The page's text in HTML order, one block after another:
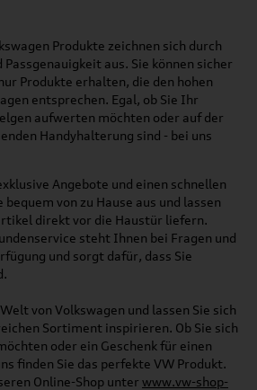
Produkte zeichnen sich durch
aus. Sie können sicher
Produkte erhalten, die den hohen
entsprechen. Egal, ob Sie Ihr
aufwerten möchten oder auf der
Handyhalterung sind - bei uns
Angebote und einen schnellen
von zu Hause aus und lassen
direkt vor die Haustür liefern.
steht Ihnen bei Fragen und
und sorgt dafür, dass Sie
von Volkswagen und lassen Sie sich
Sortiment inspirieren. Ob Sie sich
oder ein Geschenk für einen
finden Sie das perfekte VW Produkt.
Online-Shop unter www.vw-shop-